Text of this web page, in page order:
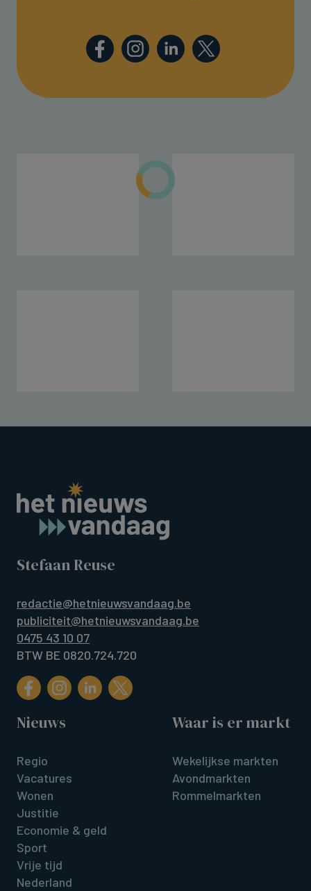
Stefaan Reuse
redactie@hetnieuwsvandaag.be
publiciteit@hetnieuwsvandaag.be
0475 43 10 07
BTW BE 0820.724.720
Nieuws
Regio
Vacatures
Wonen
Justitie
Economie & geld
Sport
Vrije tijd
Nederland
Waar is er markt
Wekelijkse markten
Avondmarkten
Rommelmarkten